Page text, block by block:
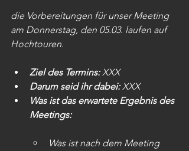
die Vorbereitungen für unser Meeting
am Donnerstag, den 05.03. laufen auf
Hochtouren.
Ziel des Termins: XXX
Darum seid ihr dabei: XXX
Was ist das erwartete Ergebnis des
Meetings:
Was ist nach dem Meeting